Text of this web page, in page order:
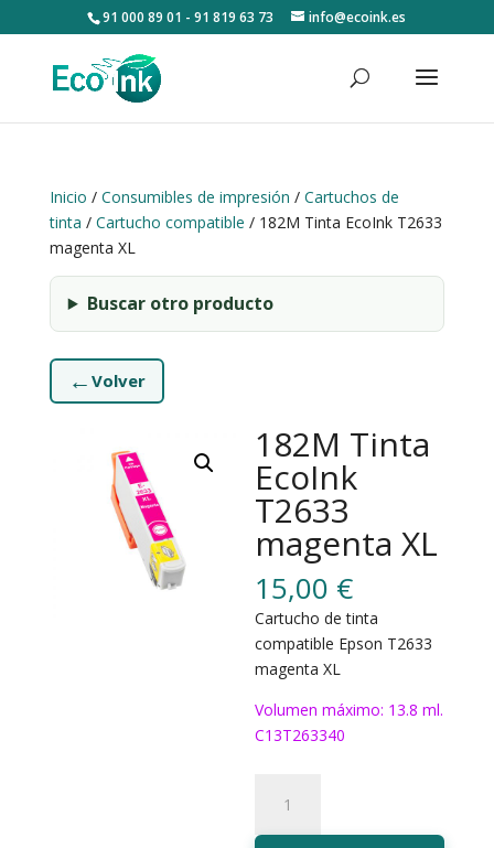
91 000 89 01 - 91 819 63 73 info@ecoink.es
Inicio / Consumibles de impresión / Cartuchos de
tinta / Cartucho compatible / 182M Tinta EcoInk T2633
magenta XL
Buscar otro producto
← Volver
182M Tinta
EcoInk
T2633
magenta XL
15,00 €
Cartucho de tinta
compatible Epson T2633
magenta XL
Volumen máximo: 13.8 ml.
C13T263340
Tinta
EcoInk